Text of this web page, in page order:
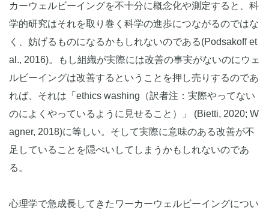
カーウェルビーイングを不十分に概念化や測定すると、科
学的研究はそれを取り巻く科学の進歩につながるのではな
く、妨げるものになるかもしれないのである(Podsakoff et
al., 2016)。もし組織が実際には改善の事実がないのにウェ
ルビーイングは改善するということを押し売りするのであ
れば、それは「ethics washing（訳者注：実際やってない
のによくやっているように見せること）」 (Bietti, 2020; W
agner, 2018)に等しい。そして実際に意味のある改善が不
足していることを隠ぺいしてしまうかもしれないのであ
る。
心理学で急成長してきたワーカーウェルビーイングについ